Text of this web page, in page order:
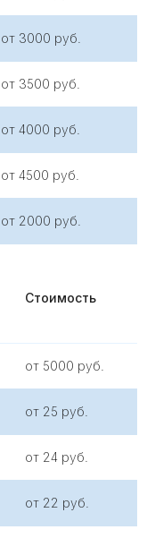
от 3000 руб.
от 3500 руб.
от 4000 руб.
от 4500 руб.
от 2000 руб.
Стоимость
от 5000 руб.
от 25 руб.
от 24 руб.
от 22 руб.